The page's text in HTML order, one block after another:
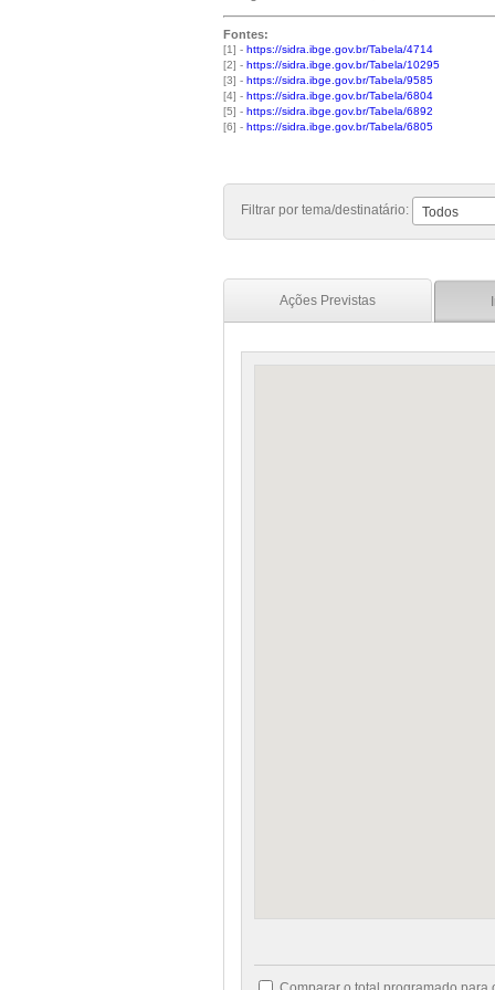
Fontes:
[1] - https://sidra.ibge.gov.br/Tabela/4714
[2] - https://sidra.ibge.gov.br/Tabela/10295
[3] - https://sidra.ibge.gov.br/Tabela/9585
[4] - https://sidra.ibge.gov.br/Tabela/6804
[5] - https://sidra.ibge.gov.br/Tabela/6892
[6] - https://sidra.ibge.gov.br/Tabela/6805
Filtrar por tema/destinatário: Todos
Ações Previstas